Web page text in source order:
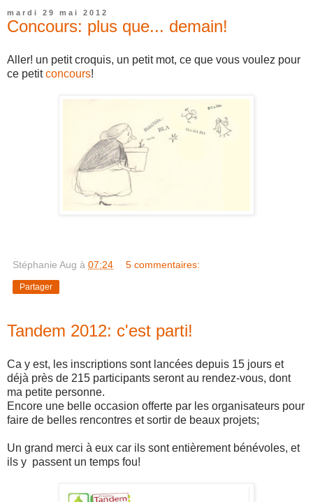
mardi 29 mai 2012
Concours: plus que... demain!
Aller! un petit croquis, un petit mot, ce que vous voulez pour
ce petitconcours!
Stéphanie Aug à 07:24 5 commentaires:
Partager
Tandem 2012: c'est parti!
Ca y est, les inscriptions sont lancées depuis 15 jours et
déjà près de 215 participants seront au rendez-vous, dont
ma petite personne.
Encore une belle occasion offerte par les organisateurs pour
faire de belles rencontres et sortir de beaux projets;
Un grand merci à eux car ils sont entièrement bénévoles, et
ils y passent un temps fou!